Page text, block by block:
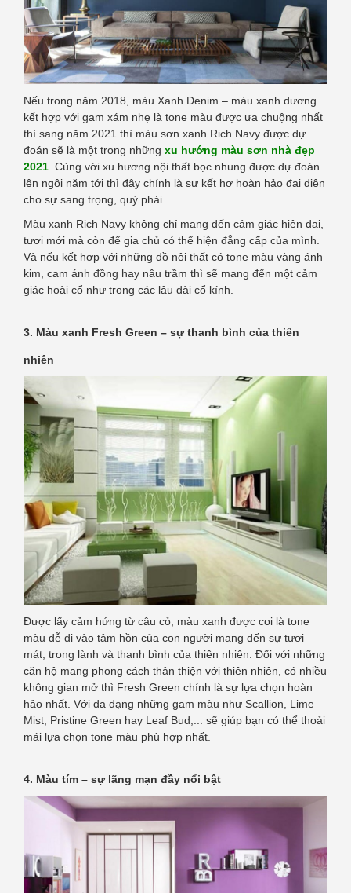
Nếu trong năm 2018, màu Xanh Denim – màu xanh dương
kết hợp với gam xám nhẹ là tone màu được ưa chuộng nhất
thì sang năm 2021 thì màu sơn xanh Rich Navy được dự
đoán sẽ là một trong những xu hướng màu sơn nhà đẹp
2021 . Cùng với xu hương nội thất bọc nhung được dự đoán
lên ngôi năm tới thì đây chính là sự kết hợ hoàn hảo đại diện
cho sự sang trọng, quý phái.
Màu xanh Rich Navy không chỉ mang đến cảm giác hiện đại,
tươi mới mà còn để gia chủ có thể hiện đẳng cấp của mình.
Và nếu kết hợp với những đồ nội thất có tone màu vàng ánh
kim, cam ánh đồng hay nâu trầm thì sẽ mang đến một cảm
giác hoài cổ như trong các lâu đài cổ kính.
3. Màu xanh Fresh Green – sự thanh bình của thiên
nhiên
Được lấy cảm hứng từ câu cỏ, màu xanh được coi là tone
màu dễ đi vào tâm hồn của con người mang đến sự tươi
mát, trong lành và thanh bình của thiên nhiên. Đối với những
căn hộ mang phong cách thân thiện với thiên nhiên, có nhiều
không gian mở thì Fresh Green chính là sự lựa chọn hoàn
hảo nhất. Với đa dạng những gam màu như Scallion, Lime
Mist, Pristine Green hay Leaf Bud,... sẽ giúp bạn có thể thoải
mái lựa chọn tone màu phù hợp nhất.
4. Màu tím – sự lãng mạn đầy nổi bật